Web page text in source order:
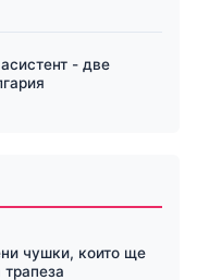
- две
чушки, които ще
трапеза